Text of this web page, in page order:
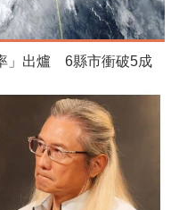
」出爐 6縣市衝破5成